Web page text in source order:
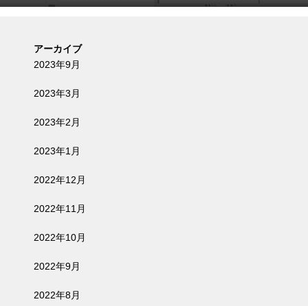
アーカイブ
2023年9月
2023年3月
2023年2月
2023年1月
2022年12月
2022年11月
2022年10月
2022年9月
2022年8月